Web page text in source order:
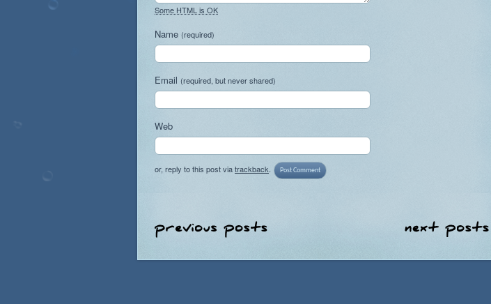
Some HTML is OK
Name (required)
Email (required, but never shared)
Web
or, reply to this post viatrackback